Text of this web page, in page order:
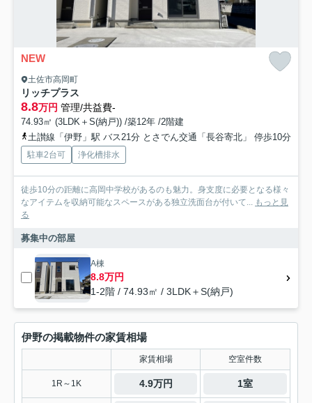
NEW
土佐市高岡町
リッチプラス
8.8万円 管理/共益費-
74.93㎡ (3LDK＋S(納戸)) /築12年 /2階建
土讃線「伊野」駅 バス21分 とさでん交通「長谷寄北」 停歩10分
駐車2台可 浄化槽排水
徒歩10分の距離に高岡中学校があるのも魅力。身支度に必要となる様々
なアイテムを収納可能なスペースがある独立洗面台が付いて...
もっと見
る
募集中の部屋
A棟
8.8万円
1-2階 / 74.93㎡ / 3LDK＋S(納戸)
伊野の掲載物件の家賃相場
家賃相場 空室件数
1R～1K 4.9万円 1室